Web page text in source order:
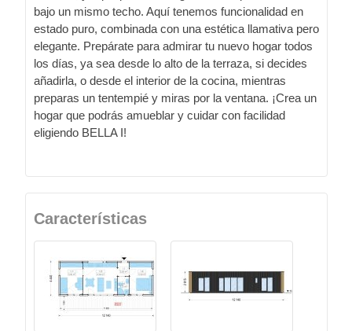
bajo un mismo techo. Aquí tenemos funcionalidad en
estado puro, combinada con una estética llamativa pero
elegante. Prepárate para admirar tu nuevo hogar todos
los días, ya sea desde lo alto de la terraza, si decides
añadirla, o desde el interior de la cocina, mientras
preparas un tentempié y miras por la ventana. ¡Crea un
hogar que podrás amueblar y cuidar con facilidad
eligiendo BELLA I!
Características